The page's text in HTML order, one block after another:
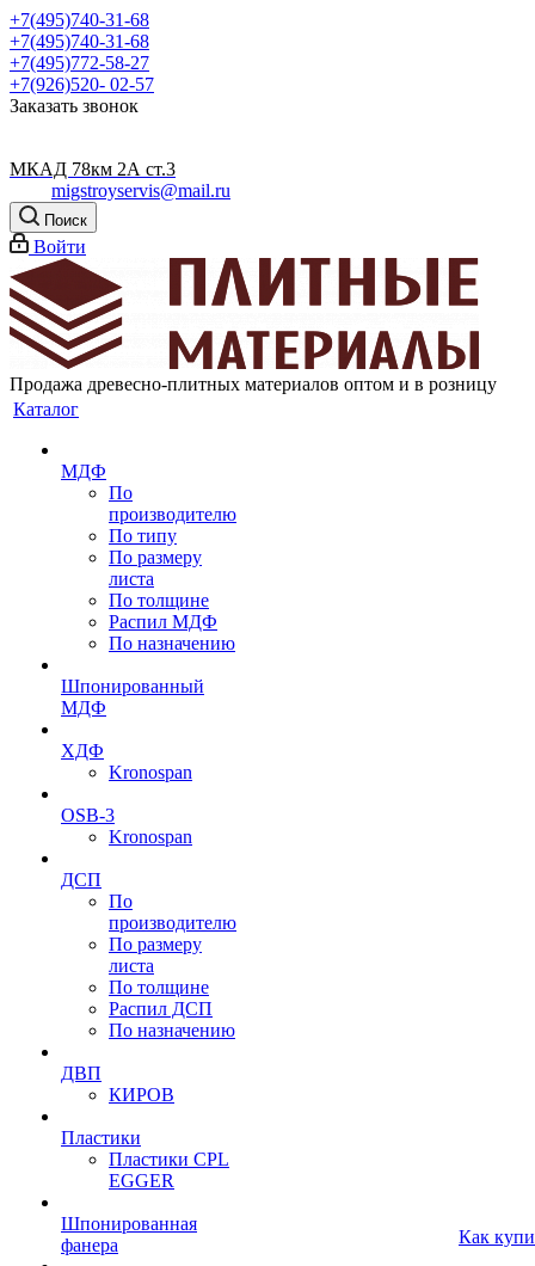
+7(495)740-31-68
+7(495)740-31-68
+7(495)772-58-27
+7(926)520- 02-57
Заказать звонок
МКАД 78км 2А ст.3
migstroyservis@mail.ru
Поиск
Войти
Продажа древесно-плитных материалов оптом и в розницу
Каталог
МДФ
По
производителю
По типу
По размеру
листа
По толщине
Распил МДФ
По назначению
Шпонированный
МДФ
ХДФ
Kronospan
OSB-3
Kronospan
ДСП
По
производителю
По размеру
листа
По толщине
Распил ДСП
По назначению
ДВП
КИРОВ
Пластики
Пластики CPL
EGGER
Шпонированная
фанера
Как